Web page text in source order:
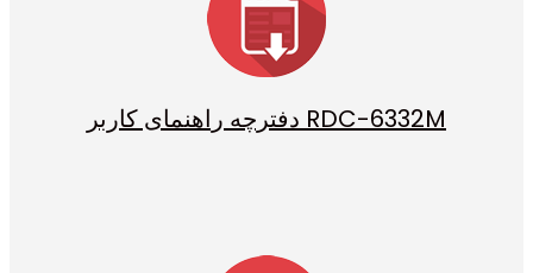
دفترچه راهنمای کاربر RDC-6332M